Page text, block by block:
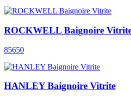
ROCKWELL Baignoire
85650
HANLEY Baignoire Vitrite